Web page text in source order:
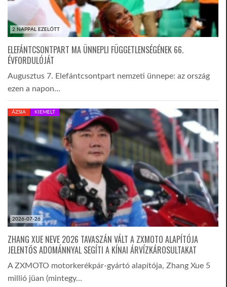
2 NAPPAL EZELŐTT
ELEFÁNTCSONTPART MA ÜNNEPLI FÜGGETLENSÉGÉNEK 66.
ÉVFORDULÓJÁT
Augusztus 7. Elefántcsontpart nemzeti ünnepe: az ország
ezen a napon…
2026-07-26
ÁZSIA KIEMELT
ZHANG XUE NEVE 2026 TAVASZÁN VÁLT A ZXMOTO ALAPÍTÓJA
JELENTŐS ADOMÁNNYAL SEGÍTI A KÍNAI ÁRVÍZKÁROSULTAKAT
A ZXMOTO motorkerékpár-gyártó alapítója, Zhang Xue 5
millió jüan (mintegy…